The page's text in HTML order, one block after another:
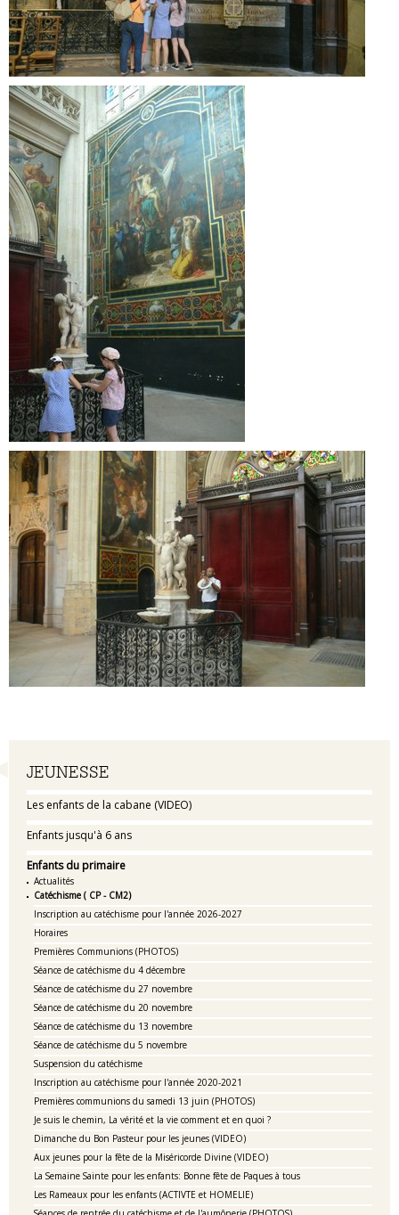
Navigation
JEUNESSE
Les enfants de la cabane (VIDEO)
Enfants jusqu'à 6 ans
Enfants du primaire
Actualités
Catéchisme ( CP - CM2)
Inscription au catéchisme pour l'année 2026-2027
Horaires
Premières Communions (PHOTOS)
Séance de catéchisme du 4 décembre
Séance de catéchisme du 27 novembre
Séance de catéchisme du 20 novembre
Séance de catéchisme du 13 novembre
Séance de catéchisme du 5 novembre
Suspension du catéchisme
Inscription au catéchisme pour l'année 2020-2021
Premières communions du samedi 13 juin (PHOTOS)
Je suis le chemin, La vérité et la vie comment et en quoi ?
Dimanche du Bon Pasteur pour les jeunes (VIDEO)
Aux jeunes pour la fête de la Miséricorde Divine (VIDEO)
La Semaine Sainte pour les enfants: Bonne fête de Paques à tous
Les Rameaux pour les enfants (ACTIVTE et HOMELIE)